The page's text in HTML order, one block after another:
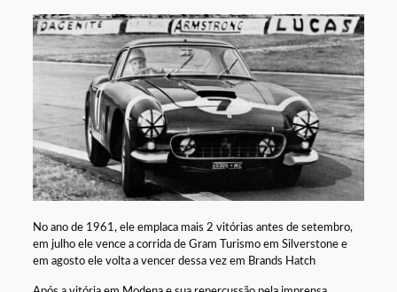
No ano de 1961, ele emplaca mais 2 vitórias antes de setembro,
em julho ele vence a corrida de Gram Turismo em Silverstone e
em agosto ele volta a vencer dessa vez em Brands Hatch